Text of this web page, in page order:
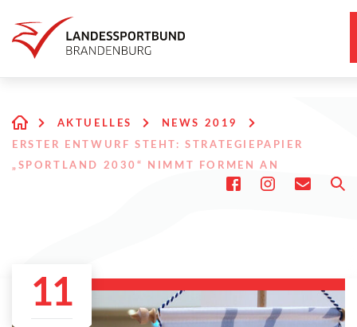
AKTUELLES NEWS 2019
ERSTER ENTWURF STEHT: STRATEGIEPAPIER
„SPORTLAND 2030“ NIMMT FORMEN AN
11